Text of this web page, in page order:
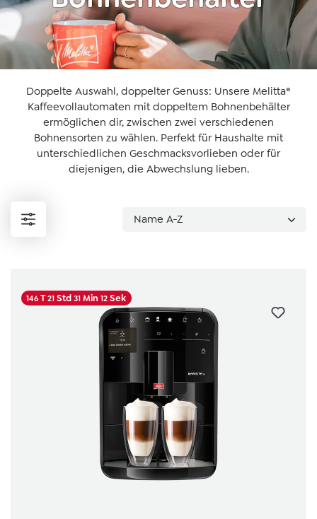
Doppelte Auswahl, doppelter Genuss: Unsere Melitta®
Kaffeevollautomaten mit doppeltem Bohnenbehälter
ermöglichen dir, zwischen zwei verschiedenen
Bohnensorten zu wählen. Perfekt für Haushalte mit
unterschiedlichen Geschmacksvorlieben oder für
diejenigen, die Abwechslung lieben.
146T21Std 31Min 12Sek